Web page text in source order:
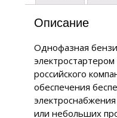
Описание
Однофазная
электростартером
российского
обеспечения
или небольших